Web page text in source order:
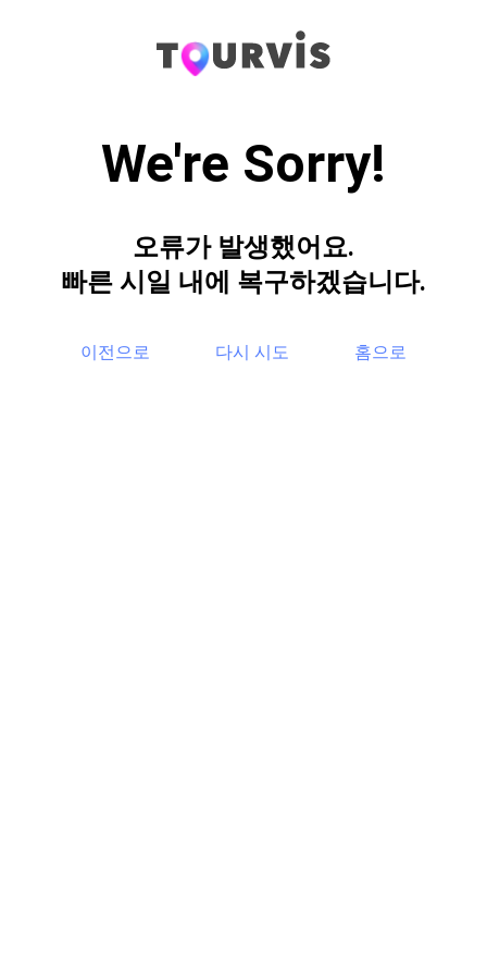
We're Sorry!
오류가 발생했어요.
빠른 시일 내에 복구하겠습니다.
이전으로 다시 시도 홈으로